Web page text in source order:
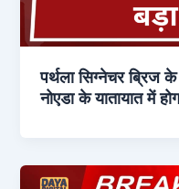
पर्थला सिग्नेचर ब्रिज
नोएडा के यातायात में